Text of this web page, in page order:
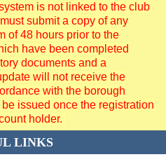
is not linked to the club
submit a copy of any
of 48 hours prior to the
have been completed
documents and a
will not receive the
with the borough
issued once the registration
holder.
LINKS